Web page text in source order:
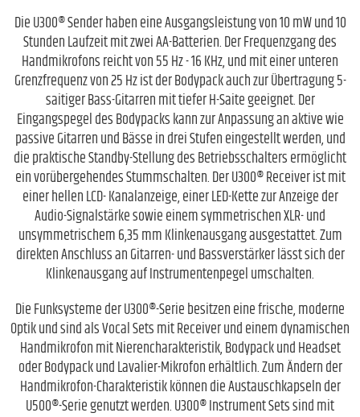
Die U300® Sender haben eine Ausgangsleistung von 10 mW und 10
Stunden Laufzeit mit zwei AA-Batterien. Der Frequenzgang des
Handmikrofons reicht von 55 Hz - 16 KHz, und mit einer unteren
Grenzfrequenz von 25 Hz ist der Bodypack auch zur Übertragung 5-
saitiger Bass-Gitarren mit tiefer H-Saite geeignet. Der
Eingangspegel des Bodypacks kann zur Anpassung an aktive wie
passive Gitarren und Bässe in drei Stufen eingestellt werden, und
die praktische Standby-Stellung des Betriebsschalters ermöglicht
ein vorübergehendes Stummschalten. Der U300® Receiver ist mit
einer hellen LCD- Kanalanzeige, einer LED-Kette zur Anzeige der
Audio-Signalstärke sowie einem symmetrischen XLR- und
unsymmetrischem 6,35 mm Klinkenausgang ausgestattet. Zum
direkten Anschluss an Gitarren- und Bassverstärker lässt sich der
Klinkenausgang auf Instrumentenpegel umschalten.
Die Funksysteme der U300®-Serie besitzen eine frische, moderne
Optik und sind als Vocal Sets mit Receiver und einem dynamischen
Handmikrofon mit Nierencharakteristik, Bodypack und Headset
oder Bodypack und Lavalier-Mikrofon erhältlich. Zum Ändern der
Handmikrofon-Charakteristik können die Austauschkapseln der
U500®-Serie genutzt werden. U300® Instrument Sets sind mit